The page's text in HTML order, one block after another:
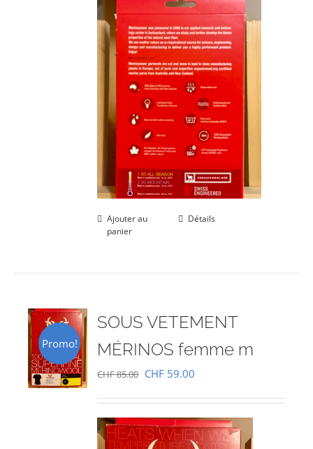
Ajouter au
panier
Détails
Promo!
SOUS VETEMENT
MÉRINOS femme m
CHF85.00 Le
initial
était :
CHF 59.00
actuel
est :